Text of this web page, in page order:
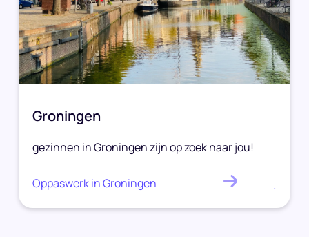
Groningen
gezinnen in Groningen zijn op zoek naar jou!
Oppaswerk in Groningen .